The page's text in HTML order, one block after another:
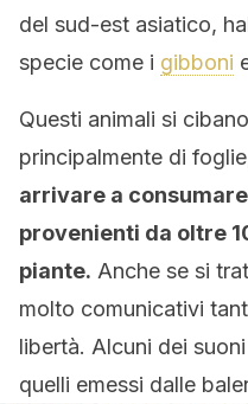
del sud-est asiatico,
specie come i gibboni
Questi animali si
principalmente di
arrivare a
provenienti da oltre
piante. Anche se si
molto comunicativi
libertà. Alcuni dei
quelli emessi dalle